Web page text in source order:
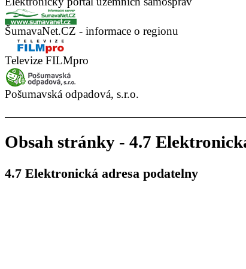
ŠumavaNet.CZ - informace o regionu
Televize FILMpro
Pošumavská odpadová, s.r.o.
Obsah stránky - 4.7
4.7 Elektronická adresa podatelny